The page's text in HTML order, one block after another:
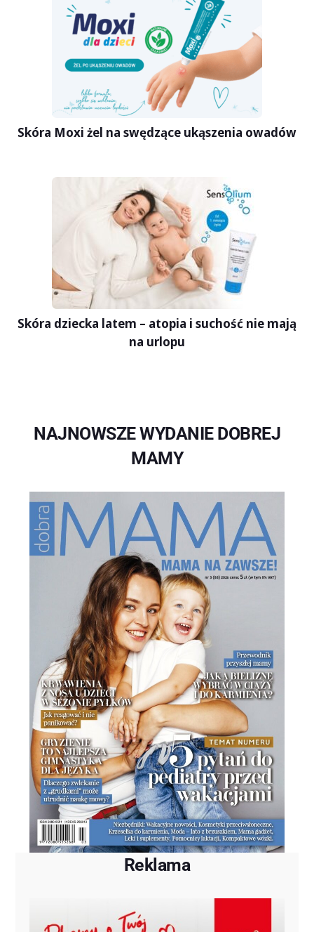
Skóra Moxi żel na swędzące ukąszenia owadów
Skóra dziecka latem – atopia i suchość nie mają
na urlopu
NAJNOWSZE WYDANIE DOBREJ
MAMY
Reklama